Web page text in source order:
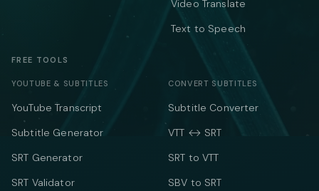
Video Translate
Text to Speech
FREE TOOLS
YOUTUBE & SUBTITLES
YouTube Transcript
Subtitle Generator
SRT Generator
SRT Validator
CONVERT SUBTITLES
Subtitle Converter
VTT ↔ SRT
SRT to VTT
SBV to SRT